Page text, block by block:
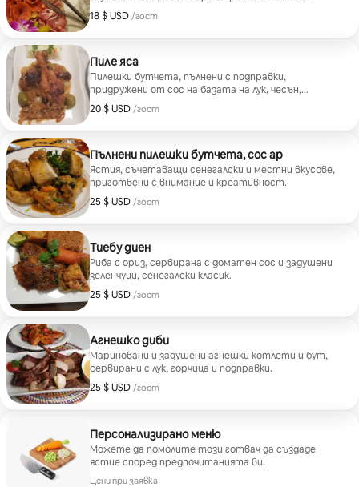
съставки.
18 $ USD /гост
18 $ USD на гост
Пиле яса
Пилешки бутчета, пълнени с подправки,
придружени от сос на базата на лук, чесън,
джинджифил, горчица и лимон.
20 $ USD /гост
20 $ USD на гост
Пълнени пилешки бутчета, сос ар
Ястия, съчетаващи сенегалски и местни вкусове,
приготвени с внимание и креативност.
25 $ USD /гост
25 $ USD на гост
Тиебу диен
Риба с ориз, сервирана с доматен сос и задушени
зеленчуци, сенегалски класик.
25 $ USD /гост
25 $ USD на гост
Агнешко диби
Мариновани и задушени агнешки котлети и бут,
сервирани с лук, горчица и подправки.
25 $ USD /гост
25 $ USD на гост
Персонализирано меню
Можете да помолите този готвач да създаде
ястие според предпочитанията ви.
Цени при заявка